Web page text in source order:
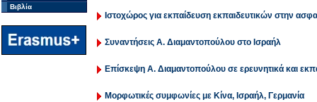
Βιβλία
Ιστοχώρος για εκπαίδευση εκπαιδευτικών στην
Συναντήσεις Α. Διαμαντοπούλου στο Ισραήλ
Επίσκεψη Α. Διαμαντοπούλου σε ερευνητικά και
Μορφωτικές συμφωνίες με Κίνα, Ισραήλ, Γερμανία